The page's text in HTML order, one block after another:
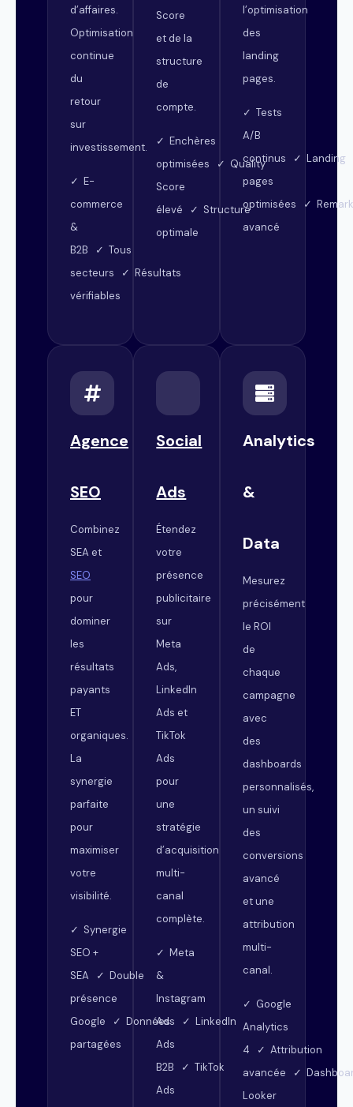
d’affaires.
Optimisation
continue
du
retour
sur
investissement.
✓ E-
commerce
&
B2B ✓ Tous
secteurs ✓ Résultats
vérifiables
Score
et de la
structure
de
compte.
✓ Enchères
optimisées ✓ Quality
Score
élevé ✓ Structure
optimale
l’optimisation
des
landing
pages.
✓ Tests
A/B
continus ✓ Landing
pages
optimisées ✓
avancé
Agence
SEO
Combinez
SEA et
SEO
pour
dominer
les
résultats
payants
ET
organiques.
La
synergie
parfaite
pour
maximiser
votre
visibilité.
✓ Synergie
SEO +
SEA ✓ Double
présence
Google ✓ Données
partagées
Social
Ads
Étendez
votre
présence
publicitaire
sur
Meta
Ads,
LinkedIn
Ads et
TikTok
Ads
pour
une
stratégie
d’acquisition
multi-
canal
complète.
✓ Meta
&
Instagram
Ads ✓ LinkedIn
Ads
B2B ✓ TikTok
Ads
Analytics
&
Data
Mesurez
précisément
le ROI
de
chaque
campagne
avec
des
dashboards
personnalisés,
un suivi
des
conversions
avancé
et une
attribution
multi-
canal.
✓ Google
Analytics
4 ✓ Attribution
avancée ✓
Looker